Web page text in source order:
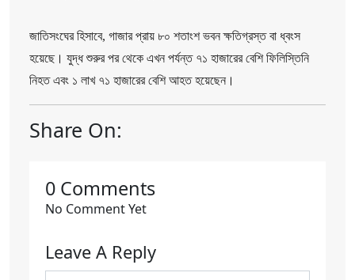
জাতিসংঘের হিসাবে, গাজার প্রায় ৮০ শতাংশ ভবন ক্ষতিগ্রস্ত বা ধ্বংস
হয়েছে। যুদ্ধ শুরুর পর থেকে এখন পর্যন্ত ৭১ হাজারের বেশি ফিলিস্তিনি
নিহত এবং ১ লাখ ৭১ হাজারের বেশি আহত হয়েছেন।
Share On:
0 Comments
No Comment Yet
Leave A Reply